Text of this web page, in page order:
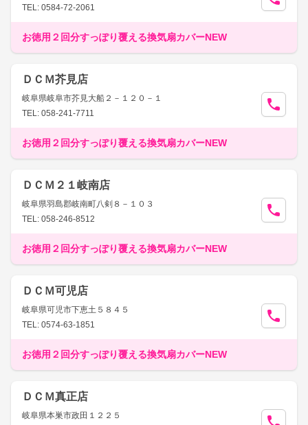
TEL: 0584-72-2061
お徳用２回分すっぽり覆える換気扇カバーNEW
ＤＣＭ芥見店
岐阜県岐阜市芥見大船２－１２０－１
TEL: 058-241-7711
お徳用２回分すっぽり覆える換気扇カバーNEW
ＤＣＭ２１岐南店
岐阜県羽島郡岐南町八剣８－１０３
TEL: 058-246-8512
お徳用２回分すっぽり覆える換気扇カバーNEW
ＤＣＭ可児店
岐阜県可児市下恵土５８４５
TEL: 0574-63-1851
お徳用２回分すっぽり覆える換気扇カバーNEW
ＤＣＭ真正店
岐阜県本巣市政田１２２５